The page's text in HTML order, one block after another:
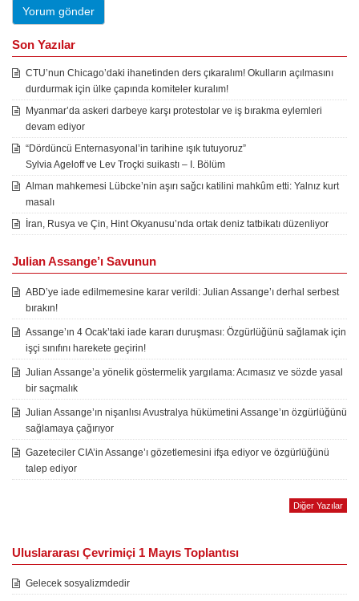
Son Yazılar
CTU’nun Chicago’daki ihanetinden ders çıkaralım! Okulların açılmasını
durdurmak için ülke çapında komiteler kuralım!
Myanmar’da askeri darbeye karşı protestolar ve iş bırakma eylemleri
devam ediyor
“Dördüncü Enternasyonal’in tarihine ışık tutuyoruz”
Sylvia Ageloff ve Lev Troçki suikastı – I. Bölüm
Alman mahkemesi Lübcke’nin aşırı sağcı katilini mahkûm etti: Yalnız kurt
masalı
İran, Rusya ve Çin, Hint Okyanusu’nda ortak deniz tatbikatı düzenliyor
Julian Assange’ı Savunun
ABD’ye iade edilmemesine karar verildi: Julian Assange’ı derhal serbest
bırakın!
Assange’ın 4 Ocak’taki iade kararı duruşması: Özgürlüğünü sağlamak için
işçi sınıfını harekete geçirin!
Julian Assange’a yönelik göstermelik yargılama: Acımasız ve sözde yasal
bir saçmalık
Julian Assange’ın nişanlısı Avustralya hükümetini Assange’ın özgürlüğünü
sağlamaya çağırıyor
Gazeteciler CIA’in Assange’ı gözetlemesini ifşa ediyor ve özgürlüğünü
talep ediyor
Diğer Yazılar
Uluslararası Çevrimiçi 1 Mayıs Toplantısı
Gelecek sosyalizmdedir